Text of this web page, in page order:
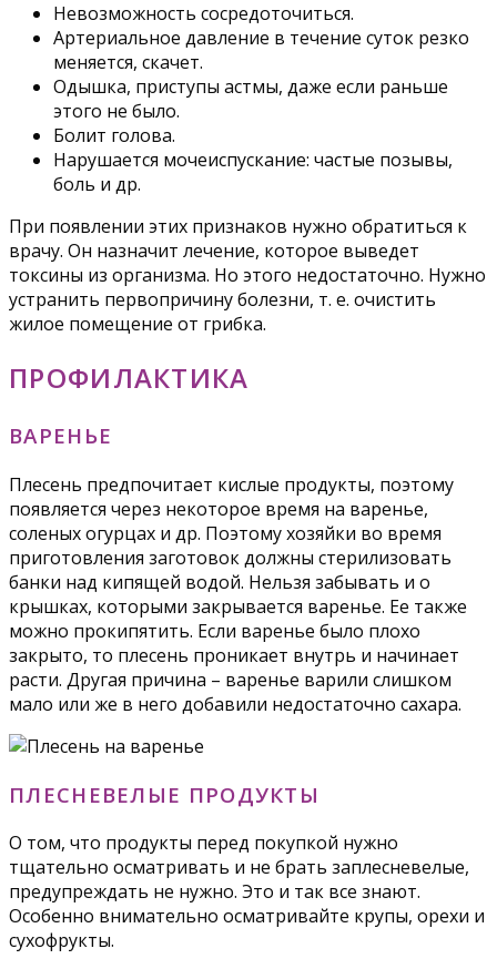
Невозможность сосредоточиться.
Артериальное давление в течение суток резко
меняется, скачет.
Одышка, приступы астмы, даже если раньше
этого не было.
Болит голова.
Нарушается мочеиспускание: частые позывы,
боль и др.
При появлении этих признаков нужно обратиться к
врачу. Он назначит лечение, которое выведет
токсины из организма. Но этого недостаточно. Нужно
устранить первопричину болезни, т. е. очистить
жилое помещение от грибка.
ПРОФИЛАКТИКА
ВАРЕНЬЕ
Плесень предпочитает кислые продукты, поэтому
появляется через некоторое время на варенье,
соленых огурцах и др. Поэтому хозяйки во время
приготовления заготовок должны стерилизовать
банки над кипящей водой. Нельзя забывать и о
крышках, которыми закрывается варенье. Ее также
можно прокипятить. Если варенье было плохо
закрыто, то плесень проникает внутрь и начинает
расти. Другая причина – варенье варили слишком
мало или же в него добавили недостаточно сахара.
ПЛЕСНЕВЕЛЫЕ ПРОДУКТЫ
О том, что продукты перед покупкой нужно
тщательно осматривать и не брать заплесневелые,
предупреждать не нужно. Это и так все знают.
Особенно внимательно осматривайте крупы, орехи и
сухофрукты.